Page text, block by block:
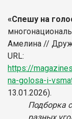
«Спешу на
Амелина //
URL:
https://
na-golosa-i-
13.01.2026).
Подборка